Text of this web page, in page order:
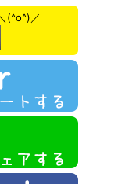
(^o^)／